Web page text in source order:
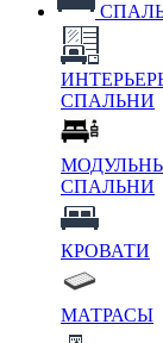
СПАЛЬНИ
СПАЛЬНИ
КРОВАТИ
МАТРАСЫ